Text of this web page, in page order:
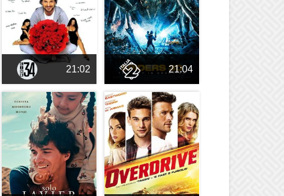
21:02 21:04